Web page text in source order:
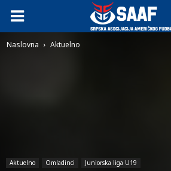
Naslovna Aktuelno
Aktuelno Omladinci Juniorska liga U19